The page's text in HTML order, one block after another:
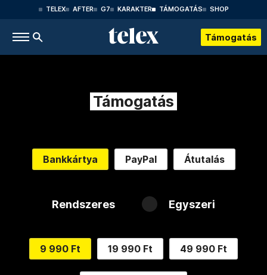
TELEX AFTER G7 KARAKTER TÁMOGATÁS SHOP
Támogatás
Támogatás
Bankkártya PayPal Átutalás
Rendszeres Egyszeri
9 990 Ft 19 990 Ft 49 990 Ft